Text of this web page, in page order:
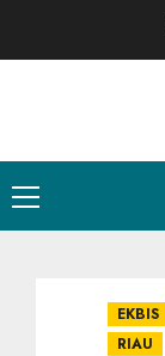
Primary
Menu
EKBIS
RIAU